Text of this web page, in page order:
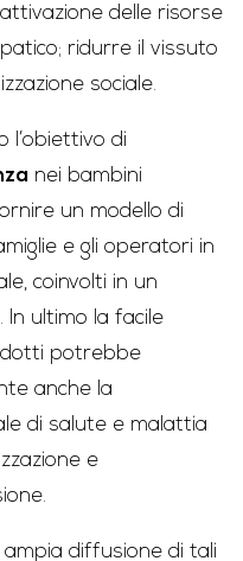
delle risorse
ridurre il vissuto
sociale.
l’obiettivo di
nei bambini
un modello di
e gli operatori in
coinvolti in un
ultimo la facile
potrebbe
anche la
di salute e malattia
e
diffusione di tali